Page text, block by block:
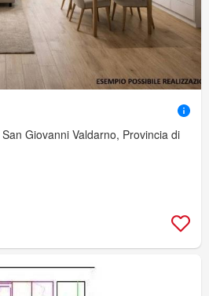
Giovanni Valdarno, Provincia di